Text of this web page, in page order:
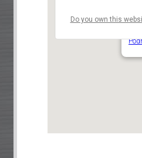
Do you own this